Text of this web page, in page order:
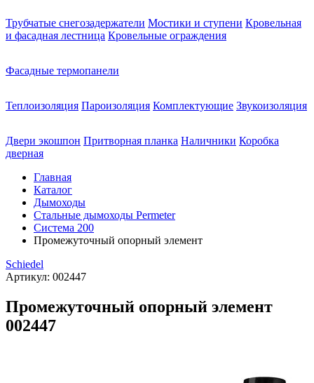
Трубчатые снегозадержатели Мостики и ступени Кровельная
и фасадная лестница Кровельные ограждения
Фасадные термопанели
Теплоизоляция Пароизоляция Комплектующие Звукоизоляция
Двери экошпон Притворная планка Наличники Коробка
дверная
Главная
Каталог
Дымоходы
Стальные дымоходы Permeter
Система 200
Промежуточный опорный элемент
Schiedel
Артикул: 002447
Промежуточный опорный элемент
002447